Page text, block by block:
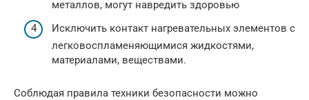
металлов, могут навредить здоровью
Исключить контакт нагревательных элементов с
легковоспламеняющимися жидкостями,
материалами, веществами.
Соблюдая правила техники безопасности можно